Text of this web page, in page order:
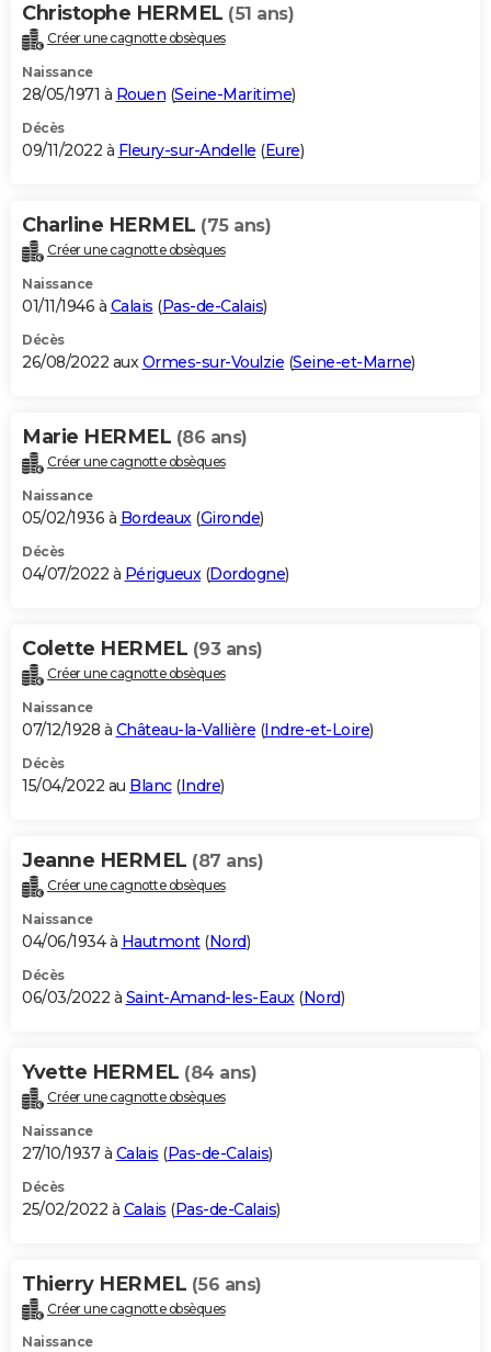
Christophe HERMEL (51 ans)
Créer une cagnotte obsèques
Naissance
28/05/1971 à Rouen (Seine-Maritime)
Décès
09/11/2022 à Fleury-sur-Andelle (Eure)
Charline HERMEL (75 ans)
Créer une cagnotte obsèques
Naissance
01/11/1946 à Calais (Pas-de-Calais)
Décès
26/08/2022 auxOrmes-sur-Voulzie (Seine-et-Marne)
Marie HERMEL (86 ans)
Créer une cagnotte obsèques
Naissance
05/02/1936 à Bordeaux(Gironde)
Décès
04/07/2022 à Périgueux(Dordogne)
Colette HERMEL (93 ans)
Créer une cagnotte obsèques
Naissance
07/12/1928 à Château-la-Vallière (Indre-et-Loire)
Décès
15/04/2022 au Blanc(Indre)
Jeanne HERMEL (87 ans)
Créer une cagnotte obsèques
Naissance
04/06/1934 à Hautmont(Nord)
Décès
06/03/2022 à Saint-Amand-les-Eaux(Nord)
Yvette HERMEL (84 ans)
Créer une cagnotte obsèques
Naissance
27/10/1937 à Calais (Pas-de-Calais)
Décès
25/02/2022 à Calais (Pas-de-Calais)
Thierry HERMEL (56 ans)
Créer une cagnotte obsèques
Naissance